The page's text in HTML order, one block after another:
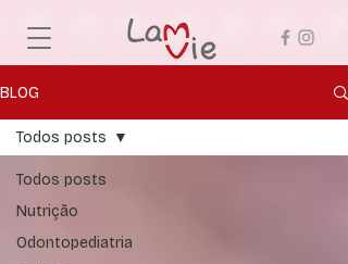
BLOG
Todos posts
Nutrição
Odontopediatria
Todos posts